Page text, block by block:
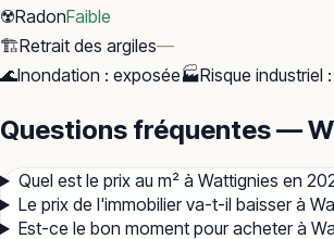
☢️RadonFaible
🏗️Retrait des argiles—
🌊Inondation : exposée🏭Risque industriel :
Questions fréquentes —
Quel est le prix au m² à Wattignies en
Le prix de l'immobilier va-t-il baisser à
Est-ce le bon moment pour acheter à